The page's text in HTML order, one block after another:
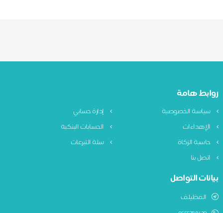
روابط هامة
سياسة الخصوصية
إدارة حسابي
الإهداءات
الحسابات البنكية
حاسبة الزكاة
سلة التبرعات
اتصل بنا
بيانات التواصل
المظيلف